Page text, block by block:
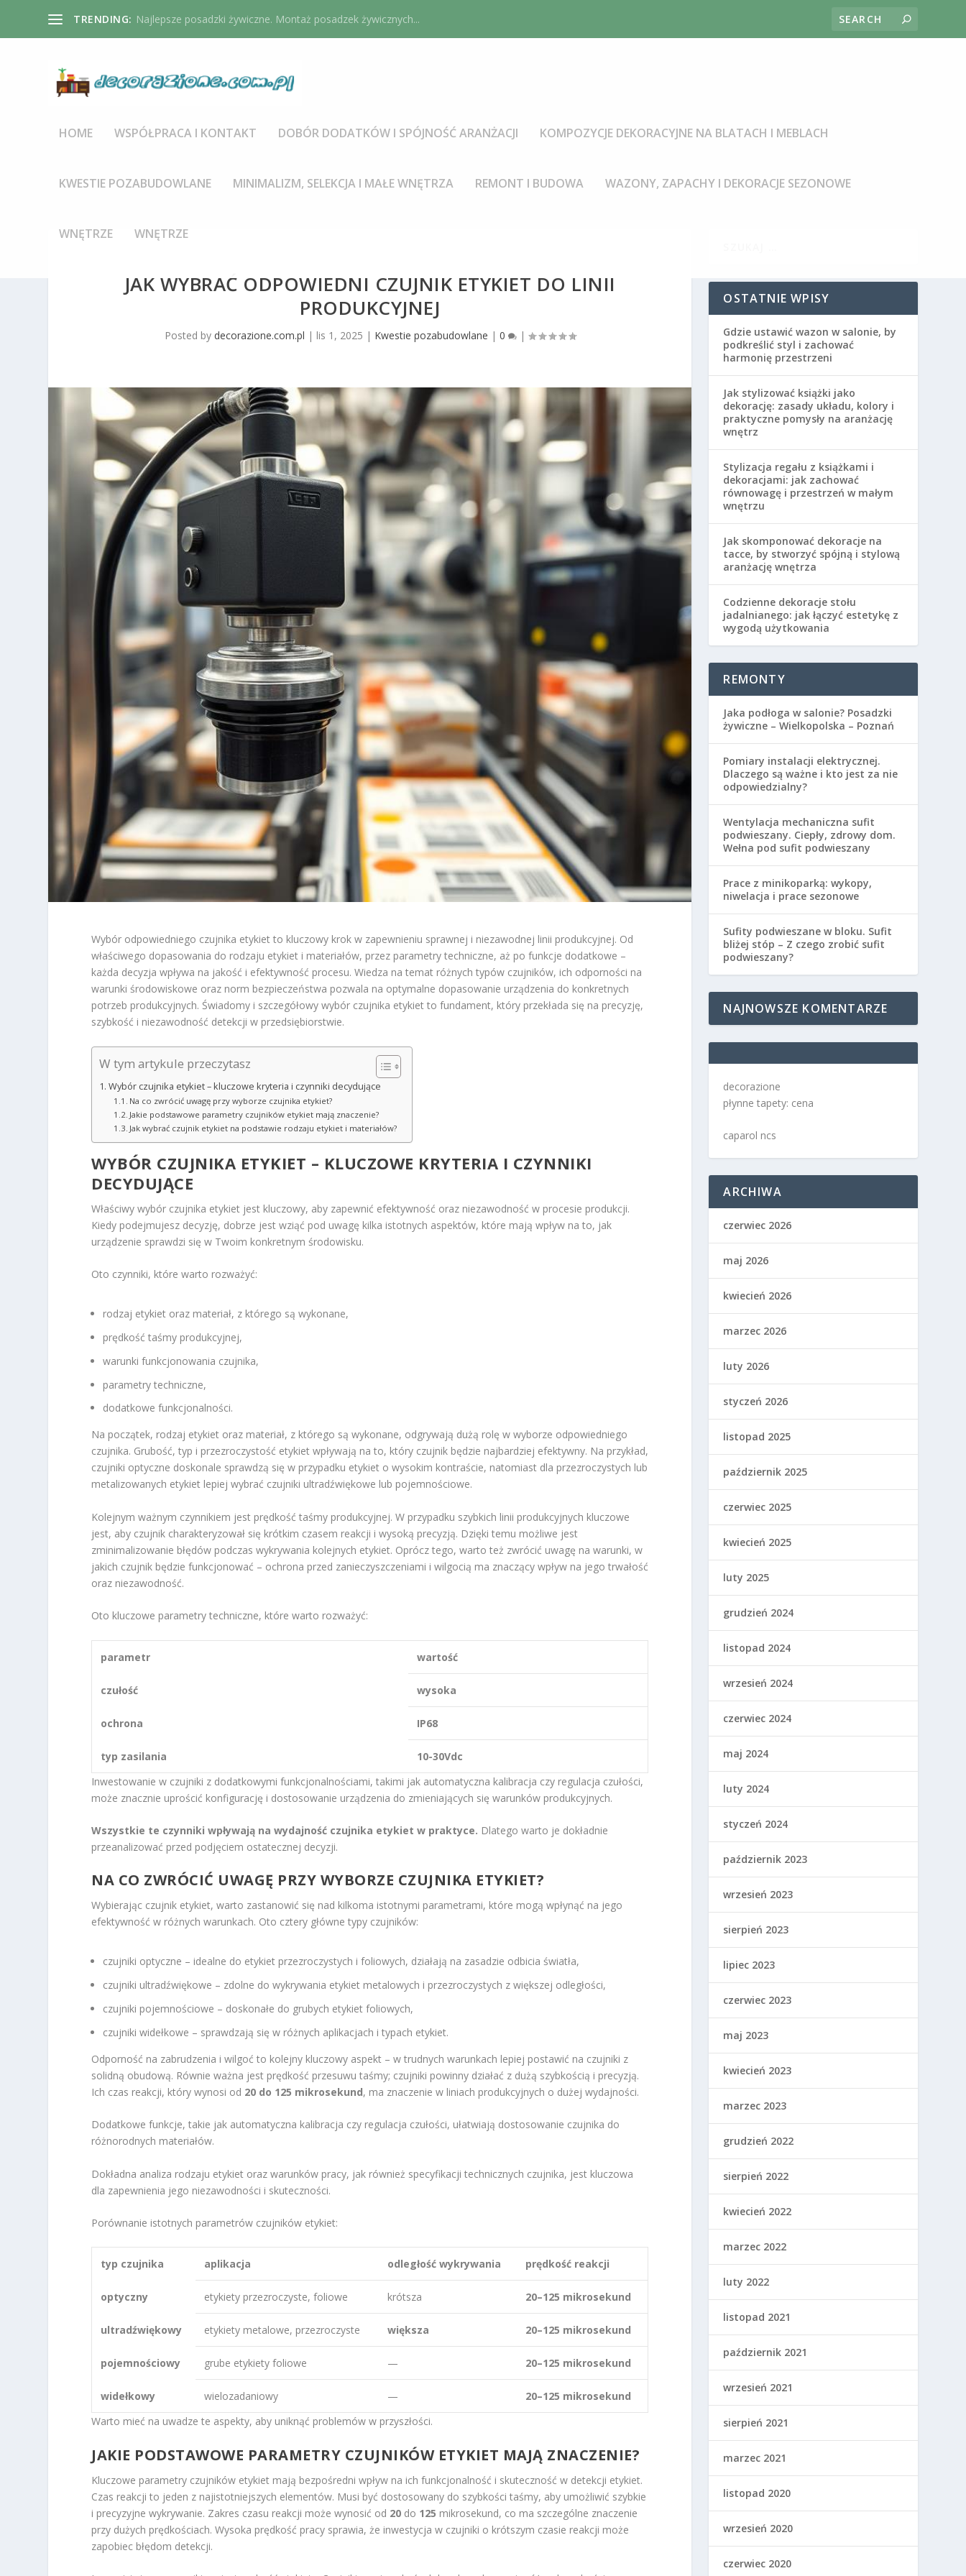
TRENDING: Najlepsze posadzki żywiczne. Montaż posadzek żywicznych...
HOME WSPÓŁPRACA I KONTAKT DOBÓR DODATKÓW I SPÓJNOŚĆ ARANŻACJI KOMPOZYCJE DEKORACYJNE NA BLATACH I MEBLACH
KWESTIE POZABUDOWLANE MINIMALIZM, SELEKCJA I MAŁE WNĘTRZA REMONT I BUDOWA WAZONY, ZAPACHY I DEKORACJE SEZONOWE
WNĘTRZE WNĘTRZE
JAK WYBRAĆ ODPOWIEDNI CZUJNIK ETYKIET DO LINII
PRODUKCYJNEJ
Posted by decorazione.com.pl | lis 1, 2025 | Kwestie pozabudowlane | 0 |
Wybór odpowiedniego czujnika etykiet to kluczowy krok w zapewnieniu sprawnej i niezawodnej linii produkcyjnej. Od
właściwego dopasowania do rodzaju etykiet i materiałów, przez parametry techniczne, aż po funkcje dodatkowe –
każda decyzja wpływa na jakość i efektywność procesu. Wiedza na temat różnych typów czujników, ich odporności na
warunki środowiskowe oraz norm bezpieczeństwa pozwala na optymalne dopasowanie urządzenia do konkretnych
potrzeb produkcyjnych. Świadomy i szczegółowy wybór czujnika etykiet to fundament, który przekłada się na precyzję,
szybkość i niezawodność detekcji w przedsiębiorstwie.
W tym artykule przeczytasz
Wybór czujnika etykiet – kluczowe kryteria i czynniki decydujące
Na co zwrócić uwagę przy wyborze czujnika etykiet?
Jakie podstawowe parametry czujników etykiet mają znaczenie?
Jak wybrać czujnik etykiet na podstawie rodzaju etykiet i materiałów?
WYBÓR CZUJNIKA ETYKIET – KLUCZOWE KRYTERIA I CZYNNIKI
DECYDUJĄCE
Właściwy wybór czujnika etykiet jest kluczowy, aby zapewnić efektywność oraz niezawodność w procesie produkcji.
Kiedy podejmujesz decyzję, dobrze jest wziąć pod uwagę kilka istotnych aspektów, które mają wpływ na to, jak
urządzenie sprawdzi się w Twoim konkretnym środowisku.
Oto czynniki, które warto rozważyć:
rodzaj etykiet oraz materiał, z którego są wykonane,
prędkość taśmy produkcyjnej,
warunki funkcjonowania czujnika,
parametry techniczne,
dodatkowe funkcjonalności.
Na początek, rodzaj etykiet oraz materiał, z którego są wykonane, odgrywają dużą rolę w wyborze odpowiedniego
czujnika. Grubość, typ i przezroczystość etykiet wpływają na to, który czujnik będzie najbardziej efektywny. Na przykład,
czujniki optyczne doskonale sprawdzą się w przypadku etykiet o wysokim kontraście, natomiast dla przezroczystych lub
metalizowanych etykiet lepiej wybrać czujniki ultradźwiękowe lub pojemnościowe.
Kolejnym ważnym czynnikiem jest prędkość taśmy produkcyjnej. W przypadku szybkich linii produkcyjnych kluczowe
jest, aby czujnik charakteryzował się krótkim czasem reakcji i wysoką precyzją. Dzięki temu możliwe jest
zminimalizowanie błędów podczas wykrywania kolejnych etykiet. Oprócz tego, warto też zwrócić uwagę na warunki, w
jakich czujnik będzie funkcjonować – ochrona przed zanieczyszczeniami i wilgocią ma znaczący wpływ na jego trwałość
oraz niezawodność.
Oto kluczowe parametry techniczne, które warto rozważyć:
parametr wartość
czułość wysoka
ochrona IP68
typ zasilania
10-30Vdc
Inwestowanie w czujniki z dodatkowymi funkcjonalnościami, takimi jak automatyczna kalibracja czy regulacja czułości,
może znacznie uprościć konfigurację i dostosowanie urządzenia do zmieniających się warunków produkcyjnych.
Wszystkie te czynniki wpływają na wydajność czujnika etykiet w praktyce. Dlatego warto je dokładnie
przeanalizować przed podjęciem ostatecznej decyzji.
NA CO ZWRÓCIĆ UWAGĘ PRZY WYBORZE CZUJNIKA ETYKIET?
Wybierając czujnik etykiet, warto zastanowić się nad kilkoma istotnymi parametrami, które mogą wpłynąć na jego
efektywność w różnych warunkach. Oto cztery główne typy czujników:
czujniki optyczne – idealne do etykiet przezroczystych i foliowych, działają na zasadzie odbicia światła,
czujniki ultradźwiękowe – zdolne do wykrywania etykiet metalowych i przezroczystych z większej odległości,
czujniki pojemnościowe – doskonałe do grubych etykiet foliowych,
czujniki widełkowe – sprawdzają się w różnych aplikacjach i typach etykiet.
Odporność na zabrudzenia i wilgoć to kolejny kluczowy aspekt – w trudnych warunkach lepiej postawić na czujniki z
solidną obudową. Równie ważna jest prędkość przesuwu taśmy; czujniki powinny działać z dużą szybkością i precyzją.
Ich czas reakcji, który wynosi od 20 do 125 mikrosekund, ma znaczenie w liniach produkcyjnych o dużej wydajności.
Dodatkowe funkcje, takie jak automatyczna kalibracja czy regulacja czułości, ułatwiają dostosowanie czujnika do
różnorodnych materiałów.
Dokładna analiza rodzaju etykiet oraz warunków pracy, jak również specyfikacji technicznych czujnika, jest kluczowa
dla zapewnienia jego niezawodności i skuteczności.
Porównanie istotnych parametrów czujników etykiet:
typ czujnika aplikacja odległość wykrywania prędkość reakcji
optyczny etykiety przezroczyste, foliowe krótsza 20–125 mikrosekund
ultradźwiękowy etykiety metalowe, przezroczyste większa 20–125 mikrosekund
pojemnościowy grube etykiety foliowe — 20–125 mikrosekund
widełkowy wielozadaniowy —
20–125 mikrosekund
Warto mieć na uwadze te aspekty, aby uniknąć problemów w przyszłości.
JAKIE PODSTAWOWE PARAMETRY CZUJNIKÓW ETYKIET MAJĄ ZNACZENIE?
Kluczowe parametry czujników etykiet mają bezpośredni wpływ na ich funkcjonalność i skuteczność w detekcji etykiet.
Czas reakcji to jeden z najistotniejszych elementów. Musi być dostosowany do szybkości taśmy, aby umożliwić szybkie
i precyzyjne wykrywanie. Zakres czasu reakcji może wynosić od 20 do 125 mikrosekund, co ma szczególne znaczenie
przy dużych prędkościach. Wysoka prędkość pracy sprawia, że inwestycja w czujniki o krótszym czasie reakcji może
zapobiec błędom detekcji.
OSTATNIE WPISY
Gdzie ustawić wazon w salonie, by
podkreślić styl i zachować
harmonię przestrzeni
Jak stylizować książki jako
dekorację: zasady układu, kolory i
praktyczne pomysły na aranżację
wnętrz
Stylizacja regału z książkami i
dekoracjami: jak zachować
równowagę i przestrzeń w małym
wnętrzu
Jak skomponować dekoracje na
tacce, by stworzyć spójną i stylową
aranżację wnętrza
Codzienne dekoracje stołu
jadalnianego: jak łączyć estetykę z
wygodą użytkowania
REMONTY
Jaka podłoga w salonie? Posadzki
żywiczne – Wielkopolska – Poznań
Pomiary instalacji elektrycznej.
Dlaczego są ważne i kto jest za nie
odpowiedzialny?
Wentylacja mechaniczna sufit
podwieszany. Ciepły, zdrowy dom.
Wełna pod sufit podwieszany
Prace z minikoparką: wykopy,
niwelacja i prace sezonowe
Sufity podwieszane w bloku. Sufit
bliżej stóp – Z czego zrobić sufit
podwieszany?
NAJNOWSZE KOMENTARZE
decorazione
płynne tapety: cena
caparol ncs
ARCHIWA
czerwiec 2026
maj 2026
kwiecień 2026
marzec 2026
luty 2026
styczeń 2026
listopad 2025
październik 2025
czerwiec 2025
kwiecień 2025
luty 2025
grudzień 2024
listopad 2024
wrzesień 2024
czerwiec 2024
maj 2024
luty 2024
styczeń 2024
październik 2023
wrzesień 2023
sierpień 2023
lipiec 2023
czerwiec 2023
maj 2023
kwiecień 2023
marzec 2023
grudzień 2022
sierpień 2022
kwiecień 2022
marzec 2022
luty 2022
listopad 2021
październik 2021
wrzesień 2021
sierpień 2021
marzec 2021
listopad 2020
wrzesień 2020
czerwiec 2020